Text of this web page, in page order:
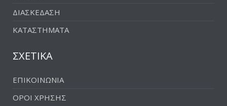
ΔΙΑΣΚΕΔΑΣΗ
ΚΑΤΑΣΤΗΜΑΤΑ
ΣΧΕΤΙΚΑ
ΕΠΙΚΟΙΝΩΝΙΑ
ΟΡΟΙ ΧΡΗΣΗΣ